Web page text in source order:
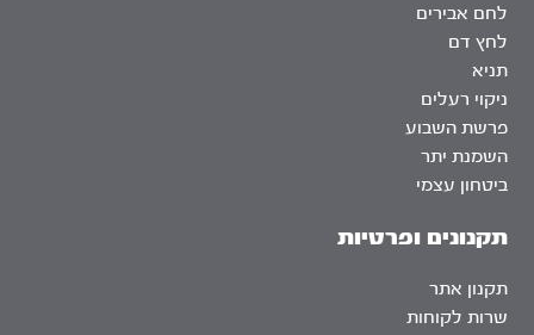
לחם אבירים
לחץ דם
תניא
ניקוי רעלים
פרשת השבוע
השמנת יתר
ביטחון עצמי
תקנונים ופרטיות
תקנון אתר
שרות לקוחות